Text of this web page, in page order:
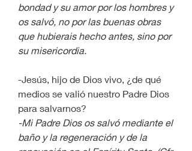
bondad y su amor por los hombres y
os salvó, no por las buenas obras
que hubierais hecho antes, sino por
su misericordia.
-Jesús, hijo de Dios vivo, ¿de qué
medios se valió nuestro Padre Dios
para salvarnos?
-Mi Padre Dios os salvó mediante el
baño y la regeneración y de la